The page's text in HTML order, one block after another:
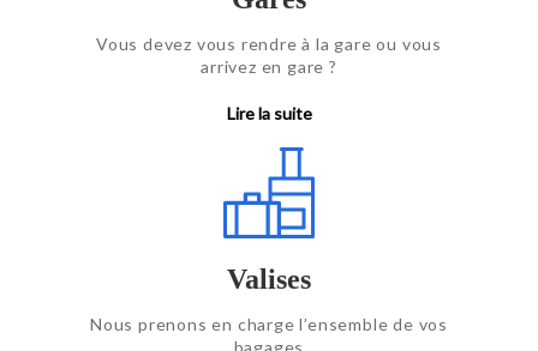
Vous devez vous rendre à la gare ou vous
arrivez en gare ?
jusqu’à la gare de votre choix.
de Saint jean de Maurienne vers la
destination de votre choix.
Lire la suite
Valises
Nous prenons en charge l’ensemble de vos
bagages